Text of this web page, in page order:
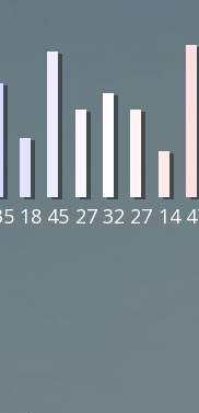
18 45 27 32 27 14